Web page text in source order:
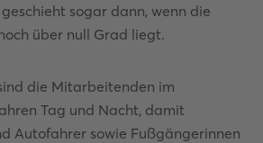
sogar dann, wenn die
über null Grad liegt.
die Mitarbeitenden im
Tag und Nacht, damit
Autofahrer sowie Fußgängerinnen